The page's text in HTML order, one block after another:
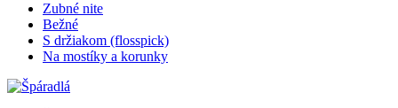
Zubné nite
Bežné
S držiakom (flosspick)
Na mostíky a korunky